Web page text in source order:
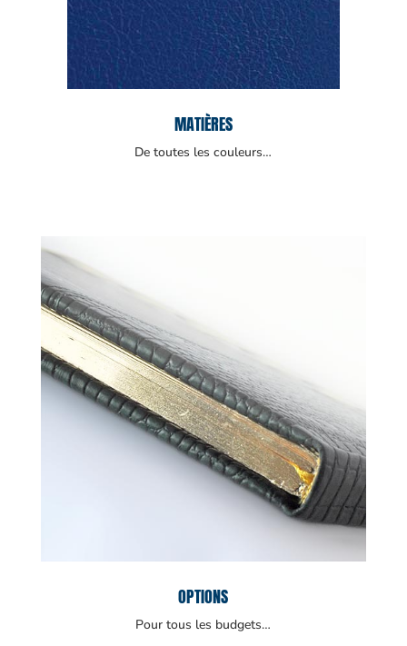
MATIÈRES
De toutes les couleurs…
OPTIONS
Pour tous les budgets…